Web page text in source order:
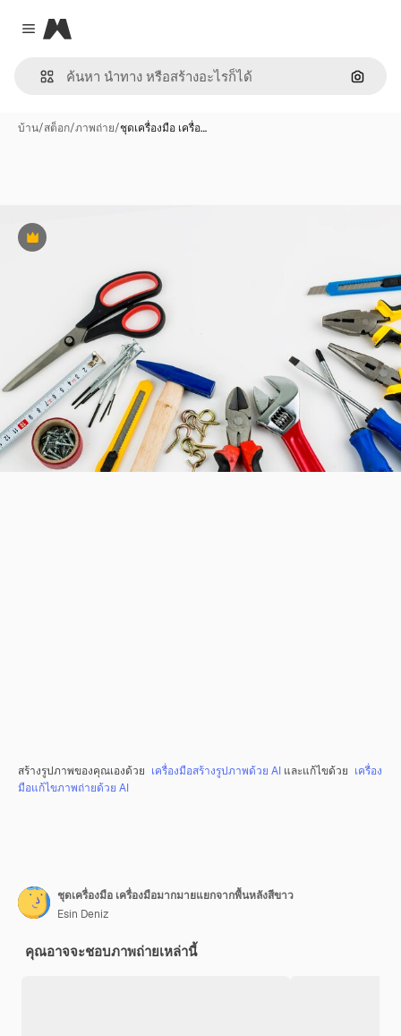
Close menu
Magnific
ค้นหา
บ้าน/สต็อก/ภาพถ่าย/ชุดเครื่องมือ เครื่อ…
พรีเมี่ยม
สร้างรูปภาพของคุณเองด้วย เครื่องมือสร้างรูปภาพด้วย AI และแก้ไขด้วย เครื่อง
มือแก้ไขภาพถ่ายด้วย AI
ชุดเครื่องมือ เครื่องมือมากมายแยกจากพื้นหลังสีขาว
Esin Deniz
คุณอาจจะชอบภาพถ่ายเหล่านี้